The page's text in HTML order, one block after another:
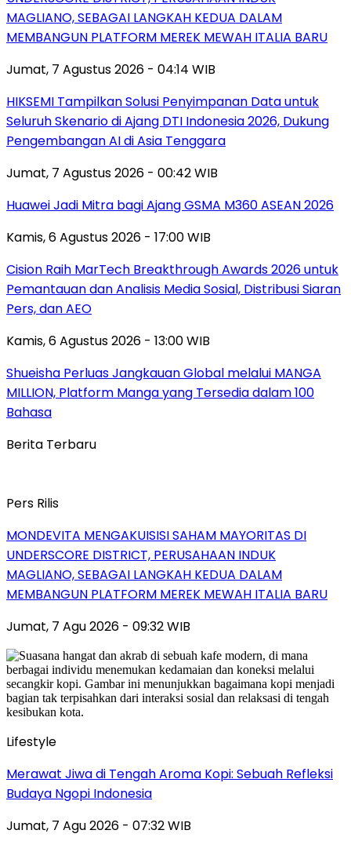
MAGLIANO, SEBAGAI LANGKAH KEDUA DALAM
MEMBANGUN PLATFORM MEREK MEWAH ITALIA BARU
Jumat, 7 Agustus 2026 - 04:14 WIB
HIKSEMI Tampilkan Solusi Penyimpanan Data untuk
Seluruh Skenario di Ajang DTI Indonesia 2026, Dukung
Pengembangan AI di Asia Tenggara
Jumat, 7 Agustus 2026 - 00:42 WIB
Huawei Jadi Mitra bagi Ajang GSMA M360 ASEAN 2026
Kamis, 6 Agustus 2026 - 17:00 WIB
Cision Raih MarTech Breakthrough Awards 2026 untuk
Pemantauan dan Analisis Media Sosial, Distribusi Siaran
Pers, dan AEO
Kamis, 6 Agustus 2026 - 13:00 WIB
Shueisha Perluas Jangkauan Global melalui MANGA
MILLION, Platform Manga yang Tersedia dalam 100
Bahasa
Berita Terbaru
Pers Rilis
MONDEVITA MENGAKUISISI SAHAM MAYORITAS DI
UNDERSCORE DISTRICT, PERUSAHAAN INDUK
MAGLIANO, SEBAGAI LANGKAH KEDUA DALAM
MEMBANGUN PLATFORM MEREK MEWAH ITALIA BARU
Jumat, 7 Agu 2026 - 09:32 WIB
Lifestyle
Merawat Jiwa di Tengah Aroma Kopi: Sebuah Refleksi
Budaya Ngopi Indonesia
Jumat, 7 Agu 2026 - 07:32 WIB